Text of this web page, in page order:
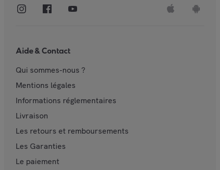
Aide & Contact
Qui sommes-nous ?
Mentions légales
Informations réglementaires
Livraison
Les retours et remboursements
Les Garanties
Le paiement